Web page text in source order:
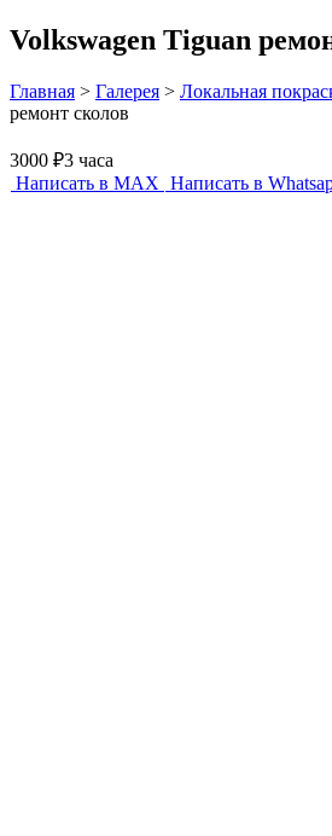
Volkswagen Tiguan
Главная > Галерея > Локальная
ремонт сколов
3000 ₽3 часа
Написать в MAX Написать в